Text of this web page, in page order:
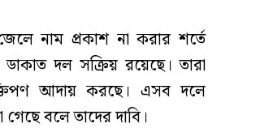
নাম প্রকাশ না করার শর্তে
দল সক্রিয় রয়েছে। তারা
আদায় করছে। এসব দলে
বলে তাদের দাবি।